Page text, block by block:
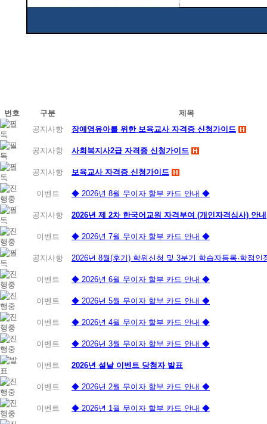
번호 구분
제목
공지사항
장애영유아를 위한 보육교사 자격증 신청가이드
공지사항 사회복지사2급 자격증 신청가이드
공지사항 보육교사 자격증 신청가이드
이벤트 ◆ 2026년 8월 무이자 할부 카드 안내 ◆
공지사항 2026년 제 2차 한국어교원 자격부여 (개인자격심사) 안내
이벤트 ◆ 2026년 7월 무이자 할부 카드 안내 ◆
공지사항 2026년 8월(후기) 학위신청 및 3분기 학습자등록·학점
이벤트 ◆ 2026년 6월 무이자 할부 카드 안내 ◆
이벤트 ◆ 2026년 5월 무이자 할부 카드 안내 ◆
이벤트 ◆ 2026년 4월 무이자 할부 카드 안내 ◆
이벤트 ◆ 2026년 3월 무이자 할부 카드 안내 ◆
이벤트 2026년 설날 이벤트 당첨자 발표
이벤트 ◆ 2026년 2월 무이자 할부 카드 안내 ◆
이벤트 ◆ 2026년 1월 무이자 할부 카드 안내 ◆